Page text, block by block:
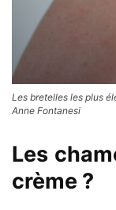
Les bretelles les plus
Anne Fontanesi
Les
crème ?